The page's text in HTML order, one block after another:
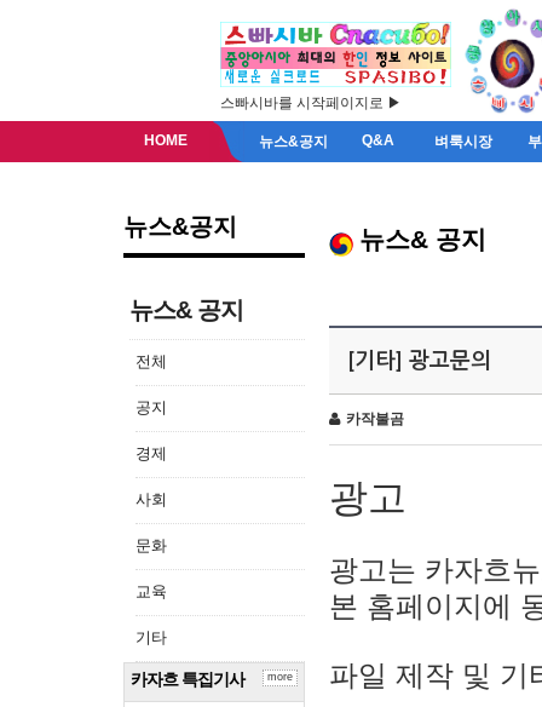
스빠시바를 시작페이지로 ▶
HOME 뉴스&공지 Q&A 벼룩시장
뉴스&공지
뉴스& 공지
전체
공지
경제
사회
문화
교육
기타
카자흐 특집기사 more
뉴스& 공지
[기타] 광고문의
카작불곰
광고
광고는 카자흐
본 홈페이지에
파일 제작 및 기